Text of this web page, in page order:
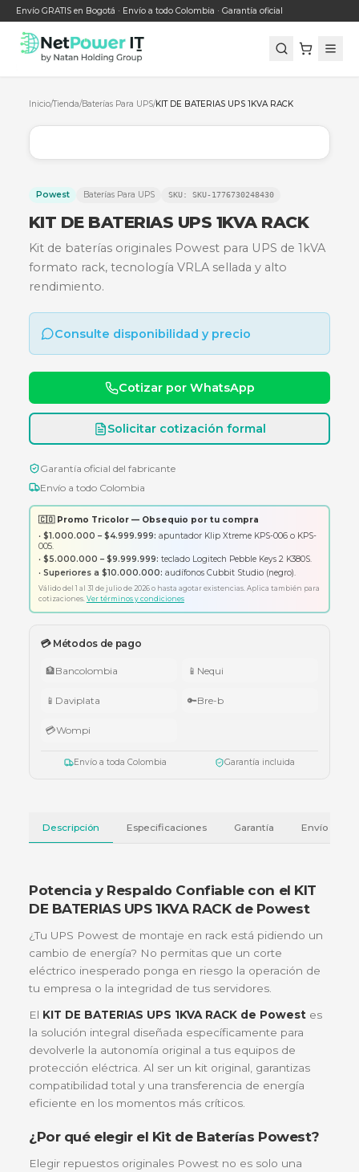
Envío GRATIS en Bogotá · Envío a todo Colombia · Garantía oficial
Powest Baterías Para UPS SKU:SKU-1776730248430
KIT DE BATERIAS UPS 1KVA
Kit de baterías originales Powest para UPS de
formato rack, tecnología VRLA sellada y alto
rendimiento.
Consulte disponibilidad y precio
Solicitar cotización formal
Garantía oficial del fabricante
Envío a todo Colombia
🇨🇴 Promo Tricolor — Obsequio por tu compra
005.
•Superiores a $10.000.000:audífonos Cubbit Studio (negro).
cotizaciones.
Ver términos y condiciones
💳 Métodos de pago
📱Daviplata Bre-b
Envío a toda Colombia Garantía incluida
Descripción Especificaciones Garantía
Potencia y Respaldo Confiable con el
DE BATERIAS UPS 1KVA RACK de
¿Tu UPS Powest de montaje en rack está
eléctrico inesperado ponga en riesgo la
tu empresa o la integridad de tus servidores.